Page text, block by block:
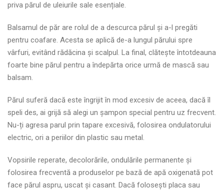
priva părul de uleiurile sale esențiale.
Balsamul de păr are rolul de a descurca părul și a-l pregăti
pentru coafare. Acesta se aplică de-a lungul părului spre
vârfuri, evitând rădăcina și scalpul. La final, clătește întotdeauna
foarte bine părul pentru a îndepărta orice urmă de mască sau
balsam.
Părul suferă dacă este îngrijit în mod excesiv de aceea, dacă îl
speli des, ai grijă să alegi un șampon special pentru uz frecvent.
Nu-ți agresa parul prin tapare excesivă, folosirea ondulatorului
electric, ori a periilor din plastic sau metal.
Vopsirile reperate, decolorările, ondulările permanente și
folosirea frecventă a produselor pe bază de apă oxigenată pot
face părul aspru, uscat și casant. Dacă folosești placa sau